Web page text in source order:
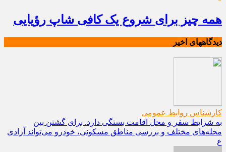
همه چیز برای شروع یک کافی شاپ رؤیایی
دیدگاههای اخیر
کارشناس روابط عمومی
به شرایط سفر و محل اقامت بستگی دارد. برای گشتن بین
محله‌های مختلف و بررسی مناطق مسکونی، خودرو می‌تواند آزادی
ع